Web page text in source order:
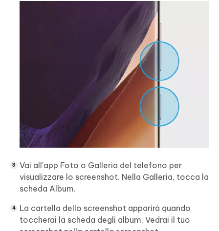
Vai all'app Foto o Galleria del telefono per
visualizzare lo screenshot. Nella Galleria, tocca la
scheda Album.
La cartella dello screenshot apparirà quando
toccherai la scheda degli album. Vedrai il tuo